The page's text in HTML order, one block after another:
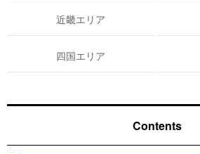
近畿エリア
四国エリア
Contents